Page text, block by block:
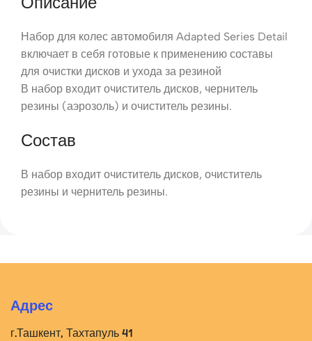
Набор для колес автомобиля Adapted Series Detail
включает в себя готовые к применению составы
для очистки дисков и ухода за резиной
В набор входит очиститель дисков, чернитель
резины (аэрозоль) и очиститель резины.
Состав
В набор входит очиститель дисков, очиститель
резины и чернитель резины.
Адрес
г.Ташкент, Тахтапуль 41